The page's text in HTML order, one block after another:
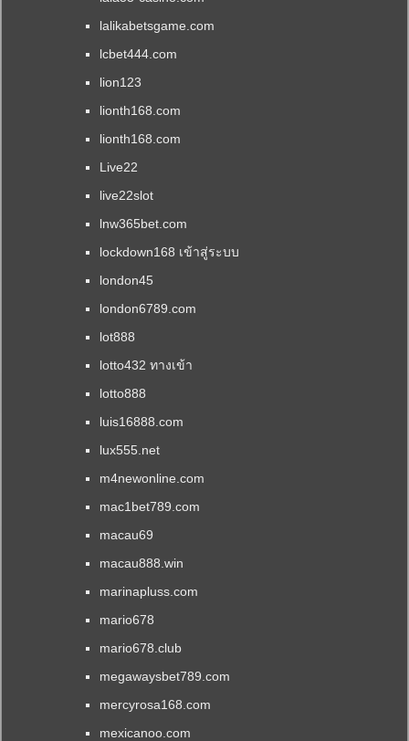
lalikabetsgame.com
lcbet444.com
lion123
lionth168.com
lionth168.com
Live22
live22slot
lnw365bet.com
lockdown168 เข้าสู่ระบบ
london45
london6789.com
lot888
lotto432 ทางเข้า
lotto888
luis16888.com
lux555.net
m4newonline.com
mac1bet789.com
macau69
macau888.win
marinapluss.com
mario678
mario678.club
megawaysbet789.com
mercyrosa168.com
mexicanoo.com